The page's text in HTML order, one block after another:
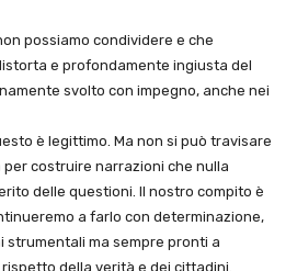
possiamo condividere e che
e profondamente ingiusta del
svolto con impegno, anche nei
è legittimo. Ma non si può travisare
costruire narrazioni che nulla
delle questioni. Il nostro compito è
a farlo con determinazione,
strumentali ma sempre pronti a
della verità e dei cittadini.